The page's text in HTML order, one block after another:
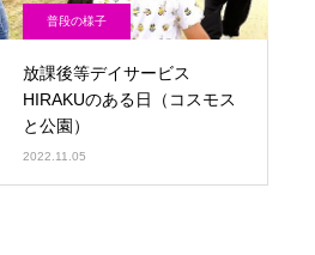
普段の様子
放課後等デイサービス
HIRAKUのある日（コスモス
と公園）
2022.11.05